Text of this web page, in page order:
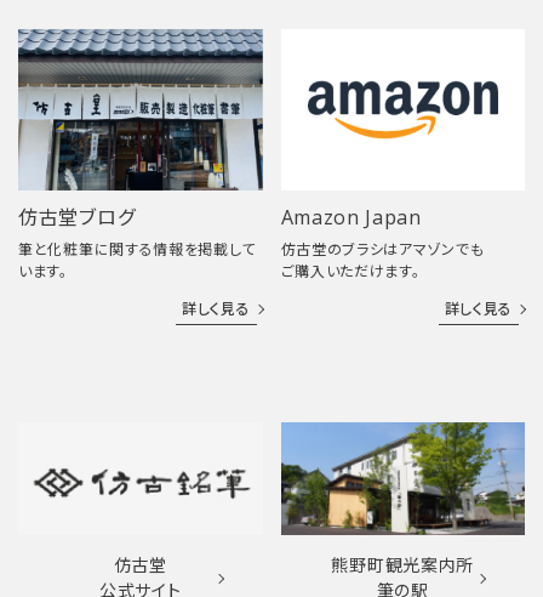
仿古堂ブログ
筆と化粧筆に関する情報を掲載して
います。
詳しく見る
Amazon Japan
仿古堂のブラシはアマゾンでも
ご購入いただけます。
詳しく見る
仿古堂
公式サイト
熊野町観光案内所
筆の駅